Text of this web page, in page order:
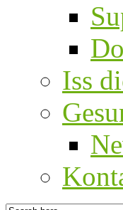
Iss